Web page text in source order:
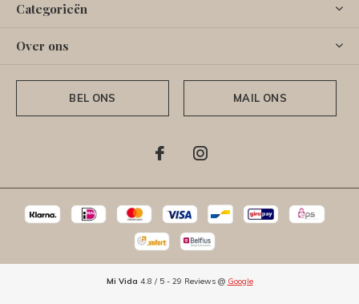
Categorieën
Over ons
BEL ONS MAIL ONS
Mi Vida 4.8 / 5- 29 Reviews @ Google